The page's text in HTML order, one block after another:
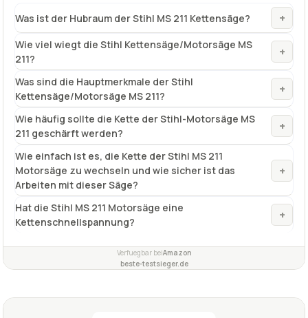
Was ist der Hubraum der Stihl MS 211 Kettensäge? +
Wie viel wiegt die Stihl Kettensäge/Motorsäge MS
211?
+
Was sind die Hauptmerkmale der Stihl
Kettensäge/Motorsäge MS 211?
+
Wie häufig sollte die Kette der Stihl-Motorsäge MS
211 geschärft werden?
+
Wie einfach ist es, die Kette der Stihl MS 211
Motorsäge zu wechseln und wie sicher ist das
Arbeiten mit dieser Säge?
+
Hat die Stihl MS 211 Motorsäge eine
Kettenschnellspannung?
+
Verfuegbar beiAmazon
beste-testsieger.de